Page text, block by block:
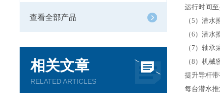
查看全部产品
相关文章
RELATED ARTICLES
运行时间
（5）潜水
（6）潜水
（ 7）轴承
（8）机械
提升导杆
每台潜水